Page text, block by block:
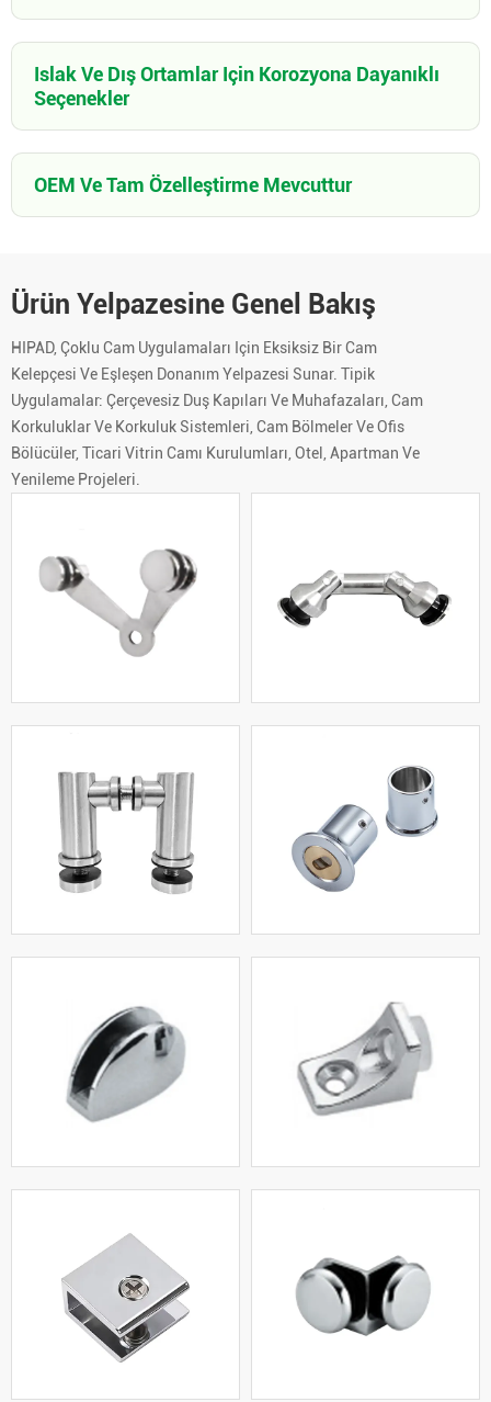
Islak Ve Dış Ortamlar Için Korozyona Dayanıklı
Seçenekler
OEM Ve Tam Özelleştirme Mevcuttur
Ürün Yelpazesine Genel Bakış
HIPAD, Çoklu Cam Uygulamaları Için Eksiksiz Bir Cam
Kelepçesi Ve Eşleşen Donanım Yelpazesi Sunar. Tipik
Uygulamalar: Çerçevesiz Duş Kapıları Ve Muhafazaları, Cam
Korkuluklar Ve Korkuluk Sistemleri, Cam Bölmeler Ve Ofis
Bölücüler, Ticari Vitrin Camı Kurulumları, Otel, Apartman Ve
Yenileme Projeleri.